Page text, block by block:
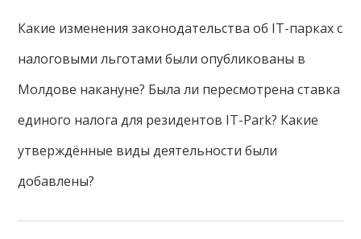
Какие изменения законодательства об IT-парках с
налоговыми льготами были опубликованы в
Молдове накануне? Была ли пересмотрена ставка
единого налога для резидентов IT-Park? Какие
утверждённые виды деятельности были
добавлены?